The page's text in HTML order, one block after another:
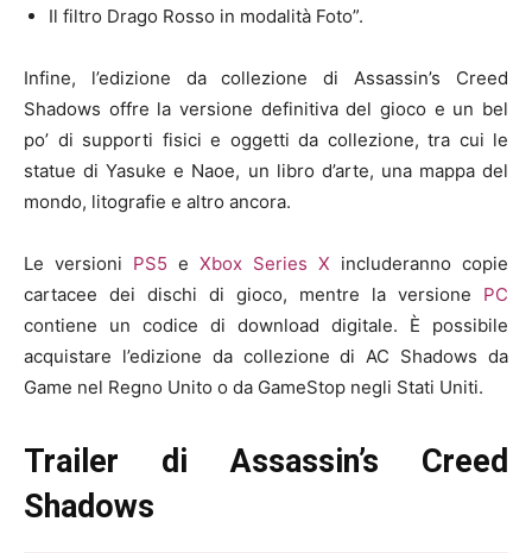
Il filtro Drago Rosso in modalità Foto”.
Infine, l’edizione da collezione di Assassin’s Creed
Shadows offre la versione definitiva del gioco e un bel
po’ di supporti fisici e oggetti da collezione, tra cui le
statue di Yasuke e Naoe, un libro d’arte, una mappa del
mondo, litografie e altro ancora.
Le versioni PS5 e Xbox Series X includeranno copie
cartacee dei dischi di gioco, mentre la versione PC
contiene un codice di download digitale. È possibile
acquistare l’edizione da collezione di AC Shadows da
Game nel Regno Unito o da GameStop negli Stati Uniti.
Trailer di Assassin’s Creed
Shadows